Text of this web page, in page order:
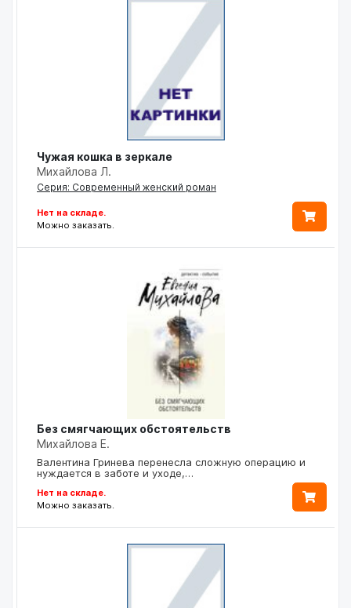
Чужая кошка в зеркале
Михайлова Л.
Серия: Современный женский роман
Нет на складе.
Можно заказать.
Без смягчающих обстоятельств
Михайлова Е.
Валентина Гринева перенесла сложную операцию и
нуждается в заботе и уходе,…
Нет на складе.
Можно заказать.